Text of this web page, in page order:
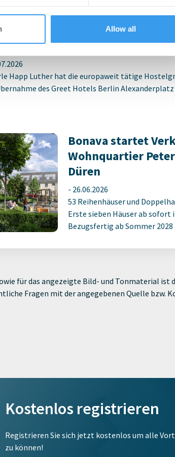
Allow all
HAPP LUTHER berät Beds
am
Happ Luther hat die europaweit tätige
des Greet Hotels Berlin Alexanderplatz
Bonava startet
Wohnquartier
Düren
- 26.06.2026
53 Reihenhäuser und
Erste sieben Häuser ab sofort
Bezugsfertig ab Sommer 2028
für das angezeigte Bild- und Tonmaterial ist
Fragen mit der angegebenen Quelle bzw.
Kostenlos registrieren
Registrieren Sie sich jetzt kostenlos um alle
zu können!